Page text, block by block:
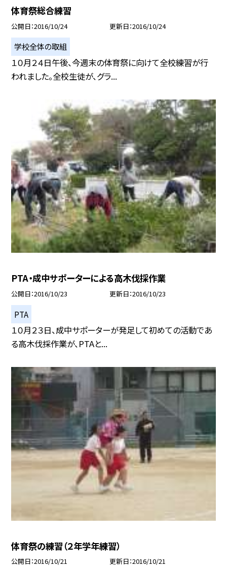
体育祭総合練習
公開日 2016/10/24 更新日 2016/10/24
学校全体の取組
１０月２４日午後、今週末の体育祭に向けて全校練習が行
われました。全校生徒が、グラ...
PTA・成中サポーターによる高木伐採作業
公開日 2016/10/23 更新日 2016/10/23
PTA
１０月２３日、成中サポーターが発足して初めての活動であ
る高木伐採作業が、PTAと...
体育祭の練習（２年学年練習）
公開日 2016/10/21 更新日 2016/10/21